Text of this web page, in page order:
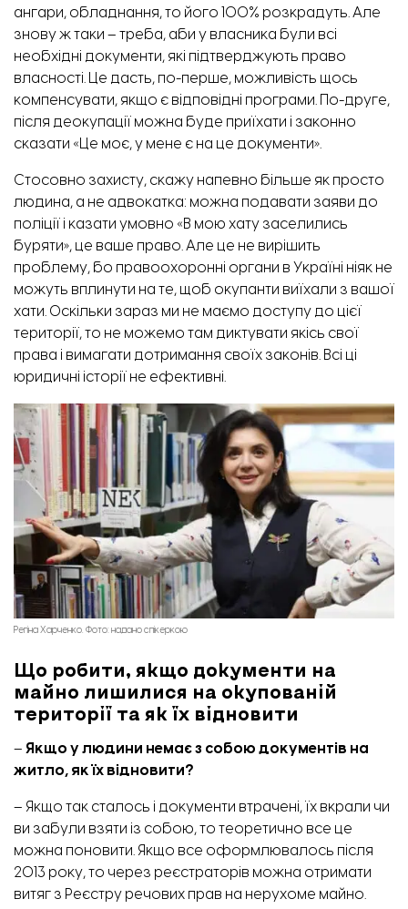
ангари, обладнання, то його 100% розкрадуть. Але
знову ж таки – треба, аби у власника були всі
необхідні документи, які підтверджують право
власності. Це дасть, по-перше, можливість щось
компенсувати, якщо є відповідні програми. По-друге,
після деокупації можна буде приїхати і законно
сказати «Це моє, у мене є на це документи».
Стосовно захисту, скажу напевно більше як просто
людина, а не адвокатка: можна подавати заяви до
поліції і казати умовно «В мою хату заселились
буряти», це ваше право. Але це не вирішить
проблему, бо правоохоронні органи в Україні ніяк не
можуть вплинути на те, щоб окупанти виїхали з вашої
хати. Оскільки зараз ми не маємо доступу до цієї
території, то не можемо там диктувати якісь свої
права і вимагати дотримання своїх законів. Всі ці
юридичні історії не ефективні.
Регіна Харченко. Фото: надано спікеркою
Що робити, якщо документи на
майно лишилися на окупованій
території та як їх відновити
– Якщо у людини немає з собою документів на
житло, як їх відновити?
– Якщо так сталось і документи втрачені, їх вкрали чи
ви забули взяти із собою, то теоретично все це
можна поновити. Якщо все оформлювалось після
2013 року, то через реєстраторів можна отримати
витяг з Реєстру речових прав на нерухоме майно.